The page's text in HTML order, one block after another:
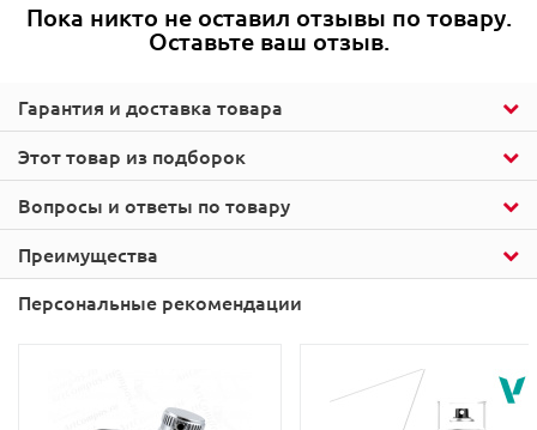
Этот товар из подборок
Гарантия и доставка товара
Пока никто не оставил отзывы по товару.
Оставьте ваш отзыв.
Вопросы и ответы по товару
Преимущества
Персональные рекомендации